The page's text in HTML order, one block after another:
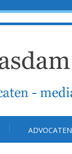
ADVOCATEN